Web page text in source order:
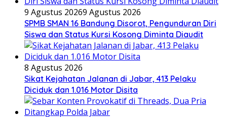
9 Agustus 20269 Agustus 2026
SPMB SMAN 16 Bandung Disorot, Pengunduran Diri
Siswa dan Status Kursi Kosong Diminta Diaudit
8 Agustus 2026
Sikat Kejahatan Jalanan di Jabar, 413 Pelaku
Diciduk dan 1.016 Motor Disita